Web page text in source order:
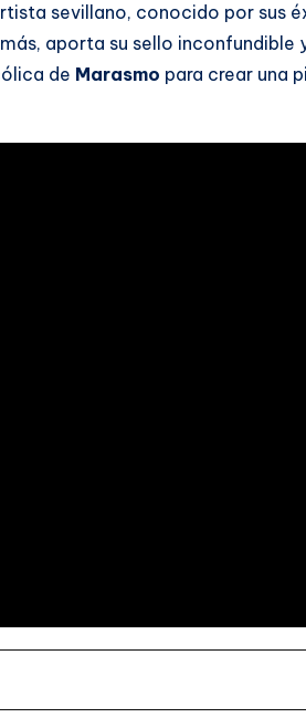
sevillano, conocido por sus
aporta su sello inconfundible
de Marasmo para crear una